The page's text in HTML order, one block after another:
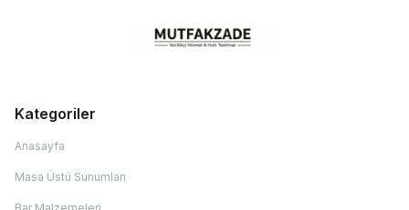
Kategoriler
Anasayfa
Masa Üstü Sunumları